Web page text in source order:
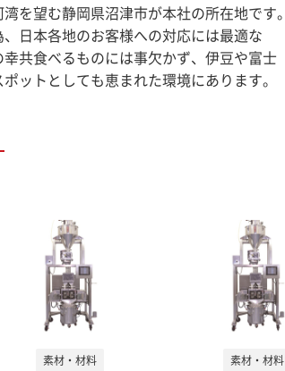
を望む静岡県沼津市が本社の所在地です。
日本各地のお客様への対応には最適な
共食べるものには事欠かず、伊豆や富士
ットとしても恵まれた環境にあります。
素材・材料 素材・材料